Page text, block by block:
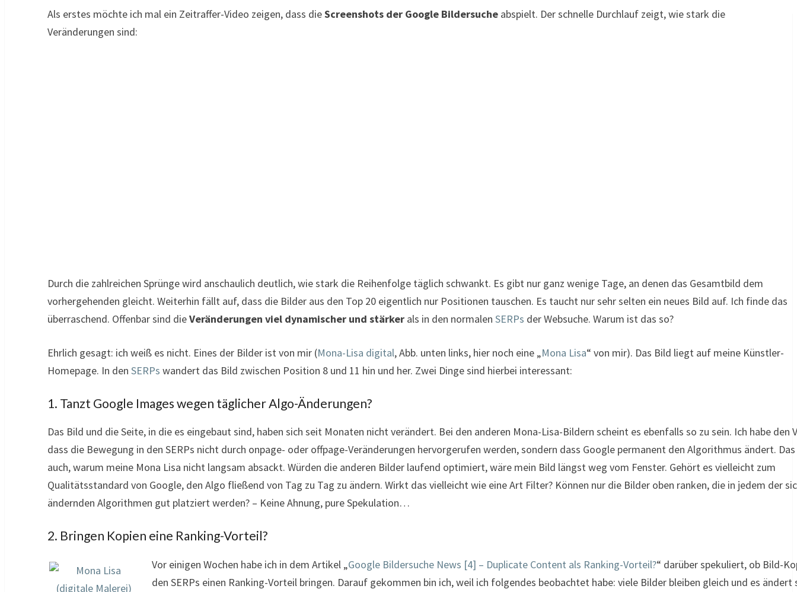
Als erstes möchte ich mal ein Zeitraffer-Video zeigen, dass dieScreenshots der Google Bildersuche abspielt. Der schnelle Durchlauf zeigt, wie stark die
Veränderungen sind:
Durch die zahlreichen Sprünge wird anschaulich deutlich, wie stark die Reihenfolge täglich schwankt. Es gibt nur ganz wenige Tage, an denen das Gesamtbild dem
vorhergehenden gleicht. Weiterhin fällt auf, dass die Bilder aus den Top 20 eigentlich nur Positionen tauschen. Es taucht nur sehr selten ein neues Bild auf. Ich finde das
überraschend. Offenbar sind dieVeränderungen viel dynamischer und stärker als in den normalen SERPs der Websuche. Warum ist das so?
Ehrlich gesagt: ich weiß es nicht. Eines der Bilder ist von mir (Mona-Lisa digital, Abb. unten links, hier noch eine „Mona Lisa“ von mir). Das Bild liegt auf meine Künstler-
Homepage. In den SERPs wandert das Bild zwischen Position 8 und 11 hin und her. Zwei Dinge sind hierbei interessant:
1. Tanzt Google Images wegen täglicher Algo-Änderungen?
Das Bild und die Seite, in die es eingebaut sind, haben sich seit Monaten nicht verändert. Bei den anderen Mona-Lisa-Bildern scheint es ebenfalls so zu sein. Ich habe den
dass die Bewegung in den SERPs nicht durch onpage- oder offpage-Veränderungen hervorgerufen werden, sondern dass Google permanent den Algorithmus ändert.
auch, warum meine Mona Lisa nicht langsam absackt. Würden die anderen Bilder laufend optimiert, wäre mein Bild längst weg vom Fenster. Gehört es vielleicht zum
Qualitätsstandard von Google, den Algo fließend von Tag zu Tag zu ändern. Wirkt das vielleicht wie eine Art Filter? Können nur die Bilder oben ranken, die in jedem der
ändernden Algorithmen gut platziert werden? – Keine Ahnung, pure Spekulation…
2. Bringen Kopien eine Ranking-Vorteil?
Vor einigen Wochen habe ich in dem Artikel „Google Bildersuche News [4] – Duplicate Content als Ranking-Vorteil?“ darüber spekuliert, ob Bild-
den SERPs einen Ranking-Vorteil bringen. Darauf gekommen bin ich, weil ich folgendes beobachtet habe: viele Bilder bleiben gleich und es ändert